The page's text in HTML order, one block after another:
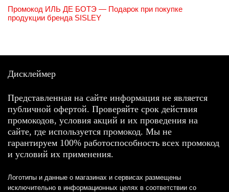
Промокод ИЛЬ ДЕ БОТЭ — Подарок при покупке
продукции бренда SISLEY
Дисклеймер
Представленная на сайте информация не является
публичной офертой. Проверяйте срок действия
промокодов, условия акций и их проведения на
сайте, где используется промокод. Мы не
гарантируем 100% работоспособность всех промокод
и условий их применения.
Логотипы и данные о магазинах и сервисах размещены
исключительно в информационных целях в соответствии со